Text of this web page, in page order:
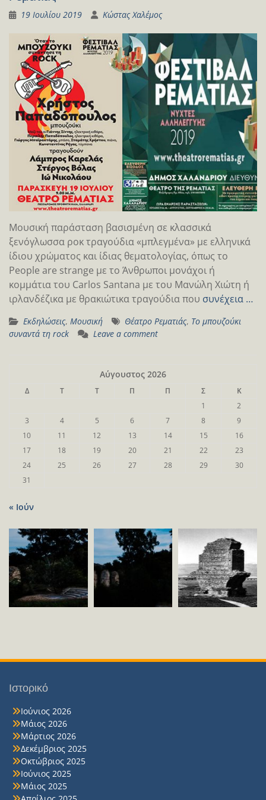
19 Ιουλίου 2019 Κώστας Χαλέμος
Μουσική παράσταση βασισμένη σε κλασσικά
ξενόγλωσσα ροκ τραγούδια «μπλεγμένα» με ελληνικά
ίδιου χρώματος και ίδιας θεματολογίας, όπως το
People are strange με το Άνθρωποι μονάχοι ή
κομμάτια του Carlos Santana με του Μανώλη Χιώτη ή
ιρλανδέζικα με θρακιώτικα τραγούδια που συνέχεια …
Εκδηλώσεις, Μουσική Θέατρο Ρεματιάς, Το μπουζούκι
συναντά τη rock
Leave a comment
Αύγουστος 2026
Δ Τ Τ Π Π Σ
Κ
1
2
3
4 5 6 7 8
9
10
11 12 13 14 15
16
17
18 19 20 21 22
23
24
25 26 27 28 29
30
31
« Ιούν
Ιστορικό
Ιούνιος 2026
Μάιος 2026
Μάρτιος 2026
Δεκέμβριος 2025
Οκτώβριος 2025
Ιούνιος 2025
Μάιος 2025